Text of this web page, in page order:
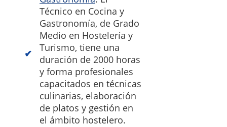
Técnico en Cocina y
Gastronomía, de Grado
Medio en Hostelería y
Turismo, tiene una
duración de 2000 horas
y forma profesionales
capacitados en técnicas
culinarias, elaboración
de platos y gestión en
el ámbito hostelero.